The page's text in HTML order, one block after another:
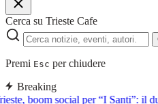
Cerca su Trieste Cafe
Premi Esc per chiudere
Breaking
boom social per “I Santi”: il